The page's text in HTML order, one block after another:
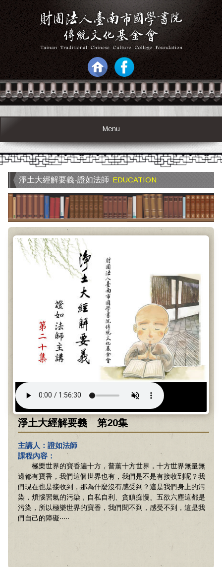
Menu
淨土大經解要義-證如法師 EDUCATION
淨土大經解要義 第20集
主講人：證如法師
課程內容：
極樂世界的寶香遍十方，普薰十方世界，十方世界無量無
邊都有寶香，我們這個世界也有，我們是不是有接收到呢？我
們現在也是接收到，那為什麼沒有感受到？這是我們身上的污
染，煩惱習氣的污染，自私自利、貪瞋痴慢、五欲六塵這都是
污染，所以極樂世界的寶香，我們聞不到，感受不到，這是我
們自己的障礙‧‧‧‧‧